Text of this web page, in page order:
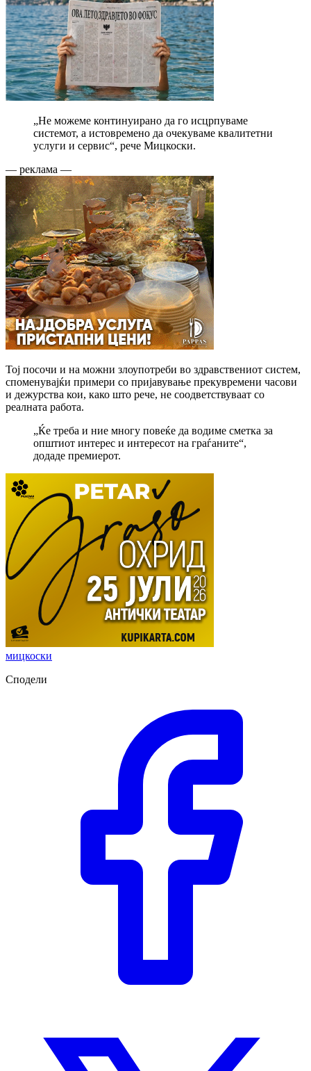
„Не можеме континуирано да го исцрпуваме
системот, а истовремено да очекуваме квалитетни
услуги и сервис“, рече Мицкоски.
— реклама —
Тој посочи и на можни злоупотреби во здравствениот систем,
споменувајќи примери со пријавување прекувремени часови
и дежурства кои, како што рече, не соодветствуваат со
реалната работа.
„Ќе треба и ние многу повеќе да водиме сметка за
општиот интерес и интересот на граѓаните“,
додаде премиерот.
мицкоски
Сподели